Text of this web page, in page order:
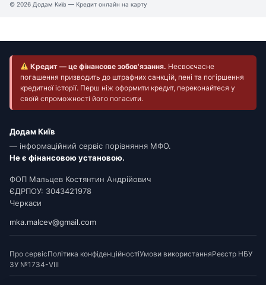
© 2026 Додам Київ — Кредит онлайн на карту
Кредит — це фінансове зобов'язання. Несвоєчасне
погашення призводить до штрафних санкцій, пені та погіршення
кредитної історії. Перш ніж оформити кредит, переконайтеся у
своїй спроможності його погасити.
Додам Київ
— інформаційний сервіс порівняння МФО.
Не є фінансовою установою.
ФОП Мальцев Костянтин Андрійович
ЄДРПОУ: 3043421978
Черкаси
mka.malcev@gmail.com
Про сервісПолітика конфіденційностіУмови використанняРеєстр НБУ
ЗУ №1734-VIII